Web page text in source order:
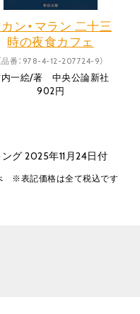
ン・マラン 二十三
時の夜食カフェ
品番：978-4-12-207724-9）
一絵/著 中央公論新社
902円
グ 2025年11月24日付
※表記価格は全て税込です